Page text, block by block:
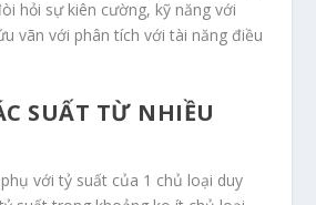
hỏi sự kiên cường, kỹ năng với
vãn với phân tích với tài năng điều
SUẤT TỪ NHIỀU
với tỷ suất của 1 chủ loại duy